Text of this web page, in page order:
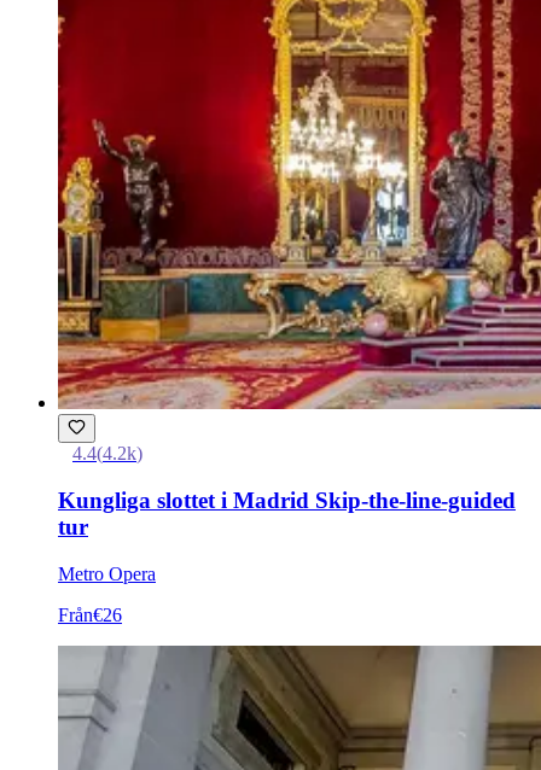
4.4(4.2k)
Kungliga slottet i Madrid Skip-the-line-guided
tur
Metro Opera
Från€26